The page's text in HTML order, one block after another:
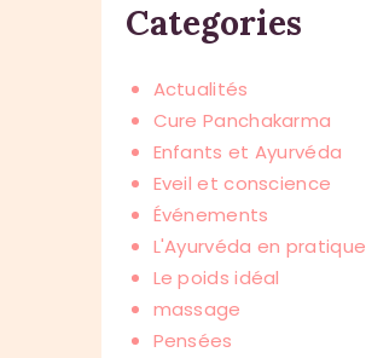
Categories
Actualités
Cure Panchakarma
Enfants et Ayurvéda
Eveil et conscience
Événements
L'Ayurvéda en pratique
Le poids idéal
massage
Pensées